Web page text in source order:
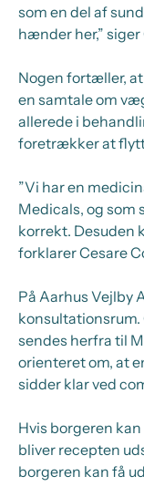
som en del af
hænder her,” siger
Nogen fortæller,
en samtale om
allerede i
foretrækker at
”Vi har en
Medicals, og som
korrekt. Desuden
forklarer Cesare
På Aarhus Vejlby
sendes herfra til
orienteret om, at
sidder klar ved
Hvis borgeren
bliver recepten
borgeren kan få